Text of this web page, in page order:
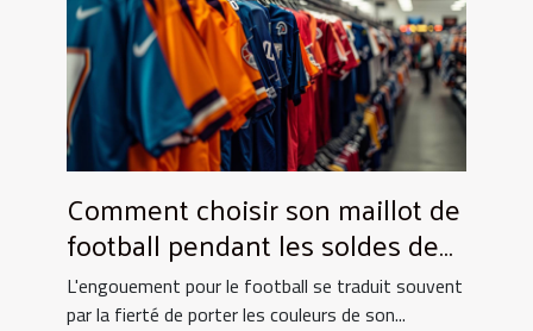
Comment choisir son maillot de
football pendant les soldes de
grande envergure
L'engouement pour le football se traduit souvent
par la fierté de porter les couleurs de son...